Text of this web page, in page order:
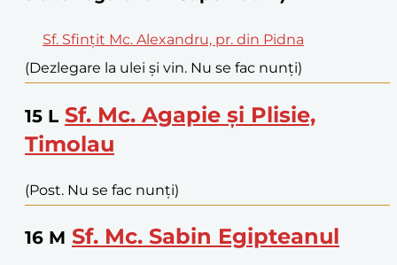
Sf. Sfințit Mc. Alexandru, pr. din Pidna
(Dezlegare la ulei și vin. Nu se fac nunți)
15 L Sf. Mc. Agapie și Plisie,
Timolau
(Post. Nu se fac nunți)
16 M Sf. Mc. Sabin Egipteanul